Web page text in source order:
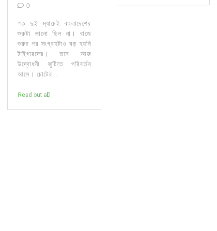
0
গত দুই ম্যাচেই বাংলাদেশের
শুরুটা ভালো ছিল না। বাজে
শুরুর পর সংগ্রহটাও বড় হয়নি
টাইগারদের। তবে আজ
উদ্বোধনী জুটিতে পরিবর্তন
আসে। চোটের...
Read out all